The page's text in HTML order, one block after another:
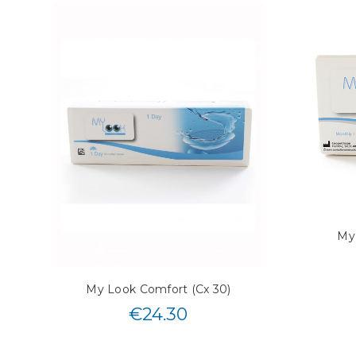
My Look Comfort (Cx 30)
€24.30